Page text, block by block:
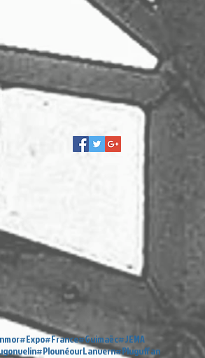
#Expo#France#Guimaëc#JEMA
#PlounéourLanvern#Pluguffan